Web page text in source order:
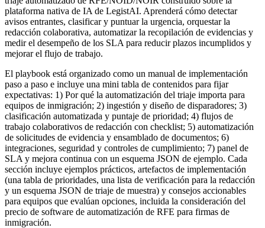
plataforma nativa de IA de LegistAI. Aprenderá cómo detectar
avisos entrantes, clasificar y puntuar la urgencia, orquestar la
redacción colaborativa, automatizar la recopilación de evidencias y
medir el desempeño de los SLA para reducir plazos incumplidos y
mejorar el flujo de trabajo.
El playbook está organizado como un manual de implementación
paso a paso e incluye una mini tabla de contenidos para fijar
expectativas: 1) Por qué la automatización del triaje importa para
equipos de inmigración; 2) ingestión y diseño de disparadores; 3)
clasificación automatizada y puntaje de prioridad; 4) flujos de
trabajo colaborativos de redacción con checklist; 5) automatización
de solicitudes de evidencia y ensamblado de documentos; 6)
integraciones, seguridad y controles de cumplimiento; 7) panel de
SLA y mejora continua con un esquema JSON de ejemplo. Cada
sección incluye ejemplos prácticos, artefactos de implementación
(una tabla de prioridades, una lista de verificación para la redacción
y un esquema JSON de triaje de muestra) y consejos accionables
para equipos que evalúan opciones, incluida la consideración del
precio de software de automatización de RFE para firmas de
inmigración.